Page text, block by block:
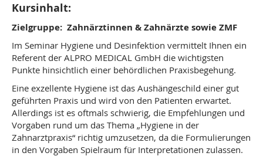
Kursinhalt:
Zielgruppe: Zahnärztinnen & Zahnärzte sowie ZMF
Im Seminar Hygiene und Desinfektion vermittelt Ihnen ein
Referent der ALPRO MEDICAL GmbH die wichtigsten
Punkte hinsichtlich einer behördlichen Praxisbegehung.
Eine exzellente Hygiene ist das Aushängeschild einer gut
geführten Praxis und wird von den Patienten erwartet.
Allerdings ist es oftmals schwierig, die Empfehlungen und
Vorgaben rund um das Thema „Hygiene in der
Zahnarztpraxis“ richtig umzusetzen, da die Formulierungen
in den Vorgaben Spielraum für Interpretationen zulassen.